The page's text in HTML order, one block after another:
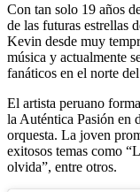
Con tan solo 19 años
de las futuras estrellas
Kevin desde muy
música y actualmente
fanáticos en el norte
El artista peruano
la Auténtica Pasión en
orquesta. La joven
exitosos temas como
olvida”, entre otros.